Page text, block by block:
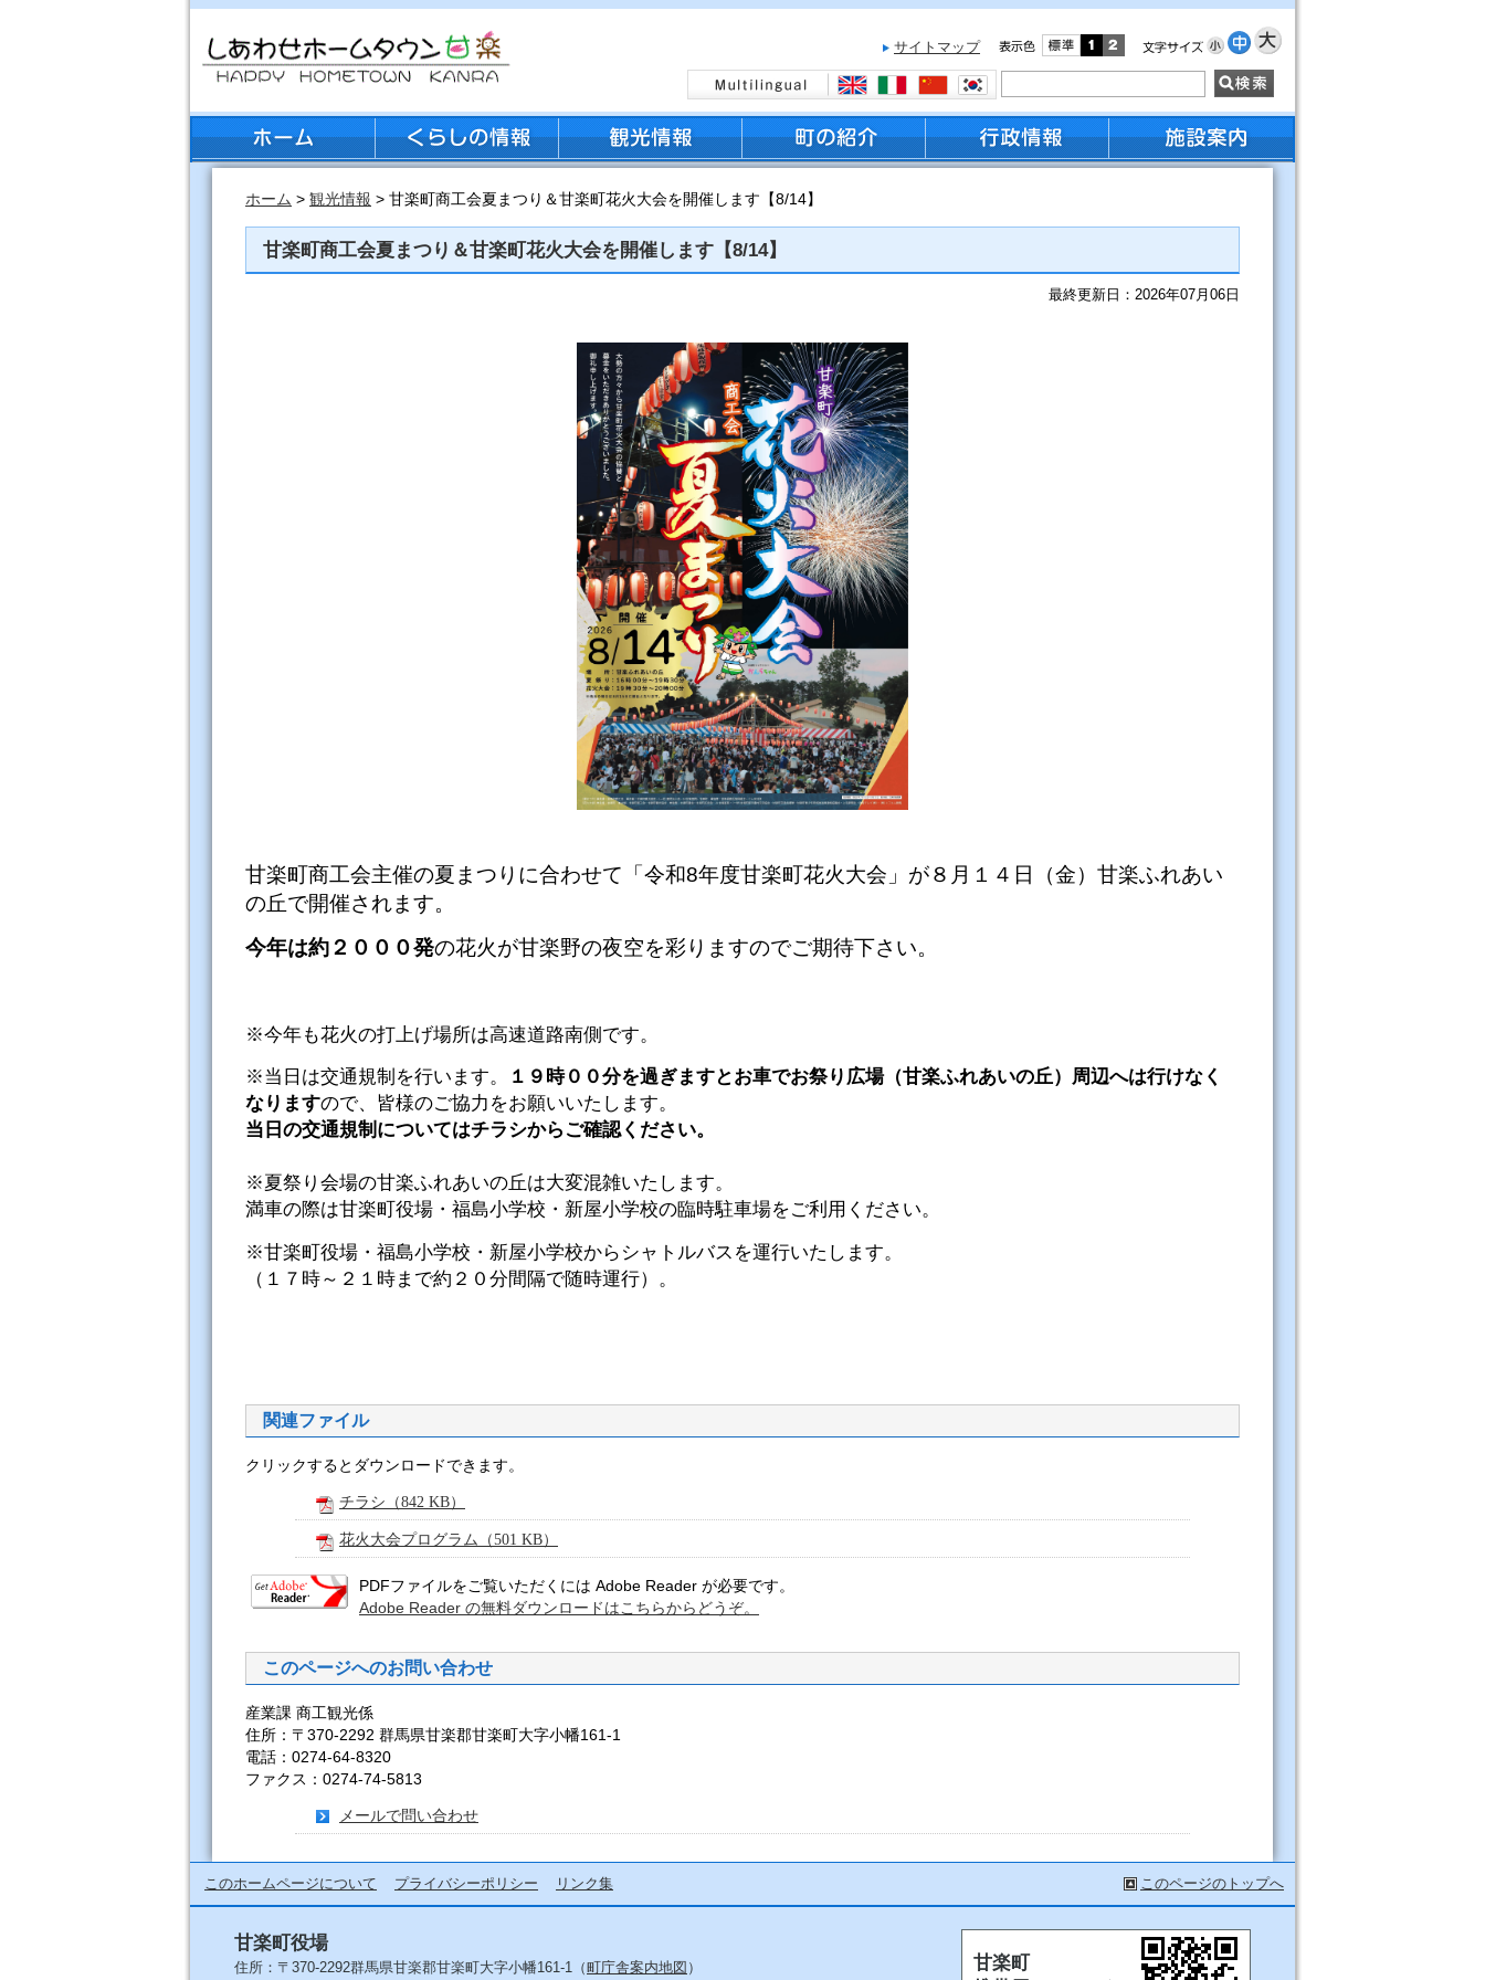
サイトマップ
ホーム > 観光情報 > 甘楽町商工会夏まつり＆甘楽町花火大会を開催します【8/14】
甘楽町商工会夏まつり＆甘楽町花火大会を開催します【8/14】
最終更新日：2026年07月06日
甘楽町商工会主催の夏まつりに合わせて 「令和8年度甘楽町花火大会」 が８月１４日（金）甘楽ふれあい
の丘で開催されます。
今年は約２０００発の花火が甘楽野の夜空を彩りますのでご期待下さい。
※今年も花火の打上げ場所は高速道路南側です。
※当日は交通規制を行います。
１９時００分を過ぎますとお車でお祭り広場（甘楽ふれあいの丘）周辺へは行けなく
なりますので、皆様のご協力をお願いいたします。
当日の交通規制についてはチラシからご確認ください。
※夏祭り会場の甘楽ふれあいの丘は大変混雑いたします。
満車の際は甘楽町役場・福島小学校・新屋小学校の臨時駐車場をご利用ください。
※甘楽町役場・福島小学校・新屋小学校からシャトルバスを運行いたします。
（１７時～２１時まで約２０分間隔で随時運行）。
関連ファイル
クリックするとダウンロードできます。
チラシ（842 KB）
花火大会プログラム（501 KB）
PDFファイルをご覧いただくには Adobe Reader が必要です。
Adobe Reader の無料ダウンロードはこちらからどうぞ。
このページへのお問い合わせ
産業課 商工観光係
住所：〒370-2292 群馬県甘楽郡甘楽町大字小幡161-1
電話：0274-64-8320
ファクス：0274-74-5813
メールで問い合わせ
このページのトップへ
このホームページについて プライバシーポリシー リンク集
甘楽町役場
住所：〒370-2292群馬県甘楽郡甘楽町大字小幡161-1（町庁舎案内地図 ）
甘楽町